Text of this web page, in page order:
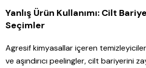
Yanlış Ürün Kullanımı: Cilt
Seçimler
Agresif kimyasallar içeren
ve aşındırıcı peelingler, cilt bariyerini